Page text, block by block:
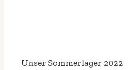
Unser Sommerlager 2022